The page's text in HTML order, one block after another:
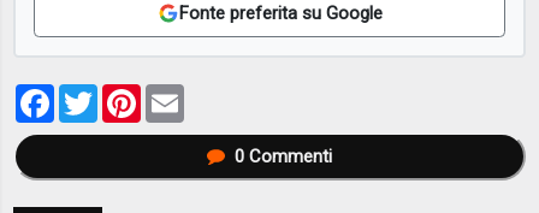
Fonte preferita su Google
Facebook
TwitterPinterest
0Commenti